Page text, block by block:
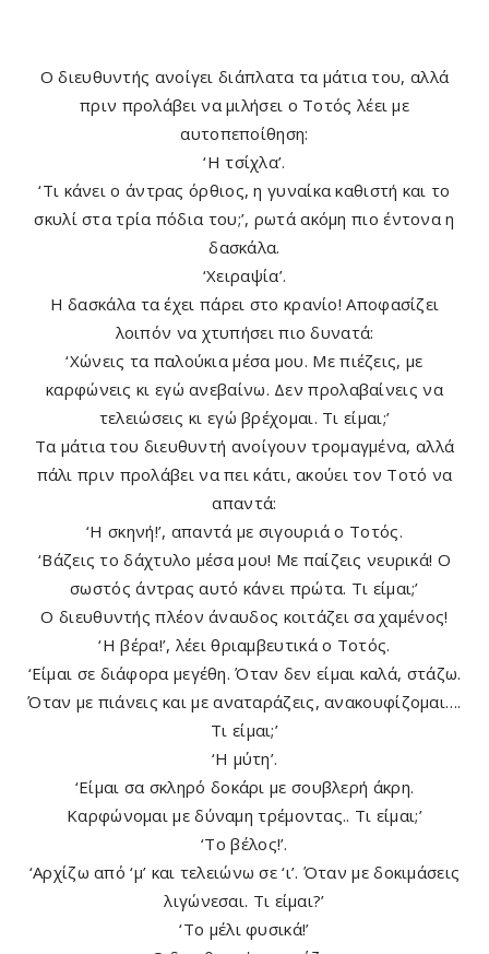
Ο διευθυντής ανοίγει διάπλατα τα μάτια του, αλλά
πριν προλάβει να μιλήσει ο Τοτός λέει με
αυτοπεποίθηση:
‘Η τσίχλα’.
‘Τι κάνει ο άντρας όρθιος, η γυναίκα καθιστή και το
σκυλί στα τρία πόδια του;’, ρωτά ακόμη πιο έντονα η
δασκάλα.
‘Χειραψία’.
Η δασκάλα τα έχει πάρει στο κρανίο! Αποφασίζει
λοιπόν να χτυπήσει πιο δυνατά:
‘Χώνεις τα παλούκια μέσα μου. Με πιέζεις, με
καρφώνεις κι εγώ ανεβαίνω. Δεν προλαβαίνεις να
τελειώσεις κι εγώ βρέχομαι. Τι είμαι;’
Τα μάτια του διευθυντή ανοίγουν τρομαγμένα, αλλά
πάλι πριν προλάβει να πει κάτι, ακούει τον Τοτό να
απαντά:
‘Η σκηνή!’, απαντά με σιγουριά ο Τοτός.
‘Βάζεις το δάχτυλο μέσα μου! Με παίζεις νευρικά! Ο
σωστός άντρας αυτό κάνει πρώτα. Τι είμαι;’
Ο διευθυντής πλέον άναυδος κοιτάζει σα χαμένος!
‘Η βέρα!’, λέει θριαμβευτικά ο Τοτός.
‘Είμαι σε διάφορα μεγέθη. Όταν δεν είμαι καλά, στάζω.
Όταν με πιάνεις και με αναταράζεις, ανακουφίζομαι….
Τι είμαι;’
‘Η μύτη’.
‘Είμαι σα σκληρό δοκάρι με σουβλερή άκρη.
Καρφώνομαι με δύναμη τρέμοντας.. Τι είμαι;’
‘Το βέλος!’.
‘Αρχίζω από ‘μ’ και τελειώνω σε ‘ι’. Όταν με δοκιμάσεις
λιγώνεσαι. Τι είμαι?’
‘Το μέλι φυσικά!’